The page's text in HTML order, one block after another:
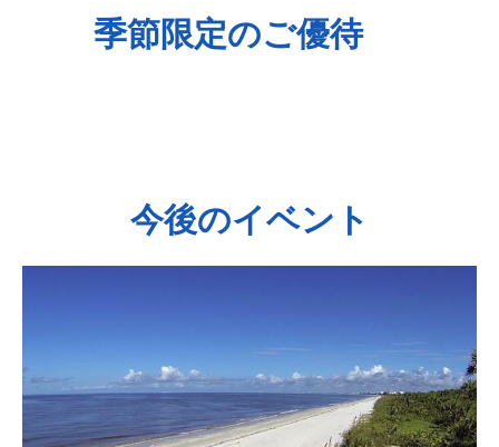
季節限定のご優待
今後のイベント
Slide